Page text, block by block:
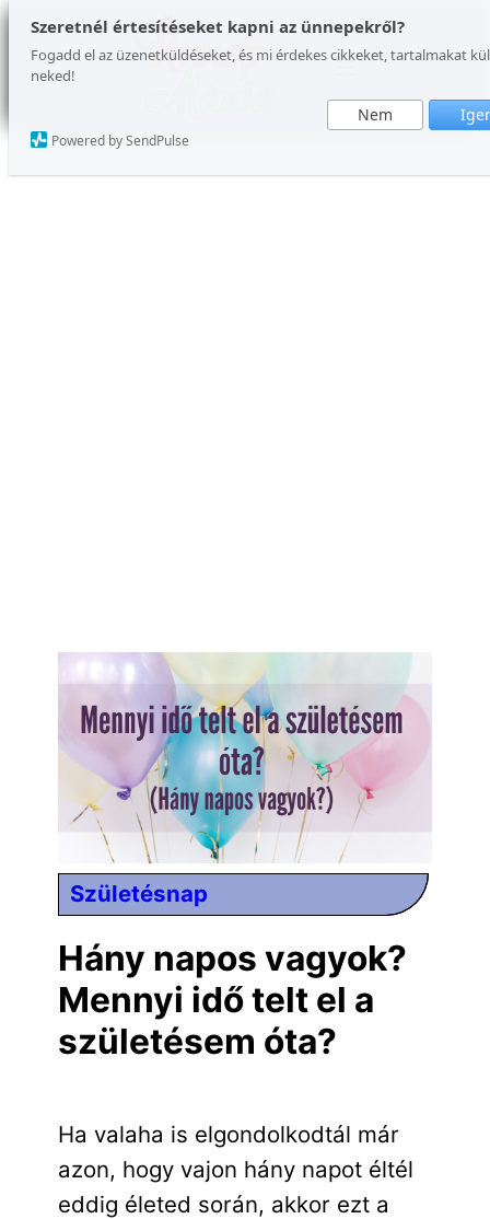
Szeretnél értesítéseket kapni az ünnepekről?
Fogadd el az üzenetküldéseket, és mi érdekes cikkeket, tartalmakat
neked!
Nem
Powered by SendPulse
Ugrás
tartalomhoz
Születésnap
Hány napos vagyok?
Mennyi idő telt el a
születésem óta?
Ha valaha is elgondolkodtál már
azon, hogy vajon hány napot éltél
eddig életed során, akkor ezt a